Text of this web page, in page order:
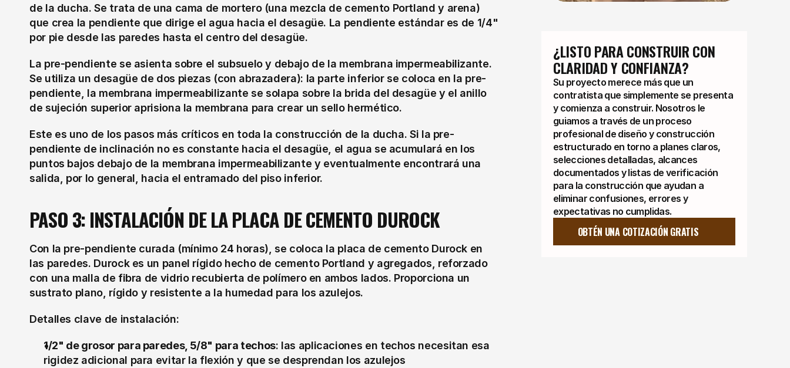
de la ducha. Se trata de una cama de mortero (una mezcla de cemento Portland y arena)
que crea la pendiente que dirige el agua hacia el desagüe. La pendiente estándar es de 1/4"
por pie desde las paredes hasta el centro del desagüe.
La pre-pendiente se asienta sobre el subsuelo y debajo de la membrana impermeabilizante.
Se utiliza un desagüe de dos piezas (con abrazadera): la parte inferior se coloca en la pre-
pendiente, la membrana impermeabilizante se solapa sobre la brida del desagüe y el anillo
de sujeción superior aprisiona la membrana para crear un sello hermético.
Este es uno de los pasos más críticos en toda la construcción de la ducha. Si la pre-
pendiente de inclinación no es constante hacia el desagüe, el agua se acumulará en los
puntos bajos debajo de la membrana impermeabilizante y eventualmente encontrará una
salida, por lo general, hacia el entramado del piso inferior.
PASO 3: INSTALACIÓN DE LA PLACA DE CEMENTO DUROCK
Con la pre-pendiente curada (mínimo 24 horas), se coloca la placa de cemento Durock en
las paredes. Durock es un panel rígido hecho de cemento Portland y agregados, reforzado
con una malla de fibra de vidrio recubierta de polímero en ambos lados. Proporciona un
sustrato plano, rígido y resistente a la humedad para los azulejos.
Detalles clave de instalación:
1/2" de grosor para paredes, 5/8" para techos: las aplicaciones en techos necesitan esa
rigidez adicional para evitar la flexión y que se desprendan los azulejos
¿LISTO PARA CONSTRUIR CON
CLARIDAD Y CONFIANZA?
Su proyecto merece más que un
contratista que simplemente se presenta
y comienza a construir. Nosotros le
guiamos a través de un proceso
profesional de diseño y construcción
estructurado en torno a planes claros,
selecciones detalladas, alcances
documentados y listas de verificación
para la construcción que ayudan a
eliminar confusiones, errores y
expectativas no cumplidas.
OBTÉN UNA COTIZACIÓN GRATIS